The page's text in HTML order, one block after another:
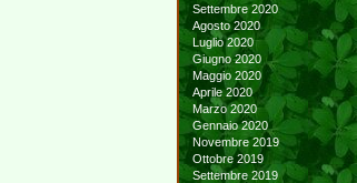
Settembre 2020
Agosto 2020
Luglio 2020
Giugno 2020
Maggio 2020
Aprile 2020
Marzo 2020
Gennaio 2020
Novembre 2019
Ottobre 2019
Settembre 2019